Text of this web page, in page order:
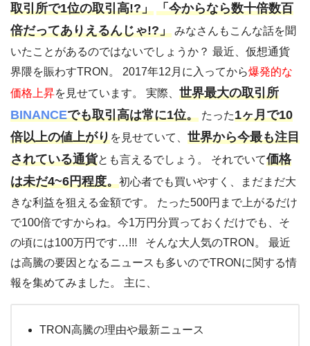
取引所で1位の取引高!?」 「今からなら数十倍数百
倍だってありえるんじゃ!?」 みなさんもこんな話を聞
いたことがあるのではないでしょうか？ 最近、仮想通貨
界隈を賑わすTRON。 2017年12月に入ってから爆発的な
価格上昇を見せています。 実際、 世界最大の取引所
BINANCEでも取引高は常に1位。 たった1ヶ月で10
倍以上の値上がりを見せていて、 世界から今最も注目
されている通貨とも言えるでしょう。 それでいて価格
は未だ4~6円程度。初心者でも買いやすく、まだまだ大
きな利益を狙える金額です。 たった500円まで上がるだけ
で100倍ですからね。今1万円分買っておくだけでも、そ
の頃には100万円です…!!! そんな大人気のTRON。 最近
は高騰の要因となるニュースも多いのでTRONに関する情
報を集めてみました。 主に、
TRON高騰の理由や最新ニュース